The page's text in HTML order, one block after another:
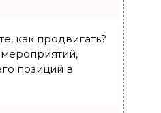
как продвигать?
позиций в